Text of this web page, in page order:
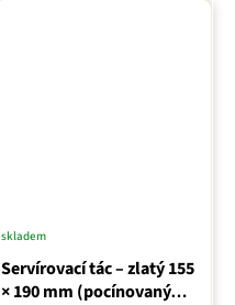
Servírovací tác – zlatý 155
× 190 mm (pocínovaný
skladem